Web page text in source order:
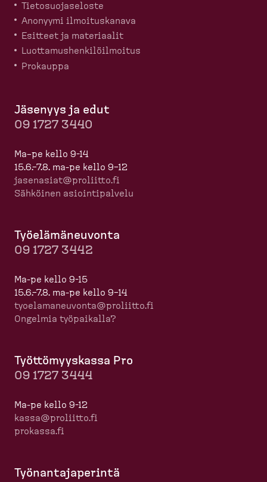
Tietosuo­ja­seloste
Anonyymi ilmoitus­kanava
Esitteet ja materiaalit
Luotta­mus­hen­ki­löil­moitus
Prokauppa
Jäsenyys ja edut
09 1727 3440
Ma–pe kello 9-14
15.6.–7.8. ma-pe kello 9–12
jasenasiat@proliitto.fi
Sähköinen asioin­ti­palvelu
Työelä­mä­neuvonta
09 1727 3442
Ma-pe kello 9-15
15.6.–7.8. ma-pe kello 9–14
tyoela­ma­neuvonta@proliitto.fi
Ongelmia työpaikalla?
Työttö­myyskassa Pro
09 1727 3444
Ma-pe kello 9-12
kassa@proliitto.fi
prokassa.fi
Työnan­ta­ja­perintä